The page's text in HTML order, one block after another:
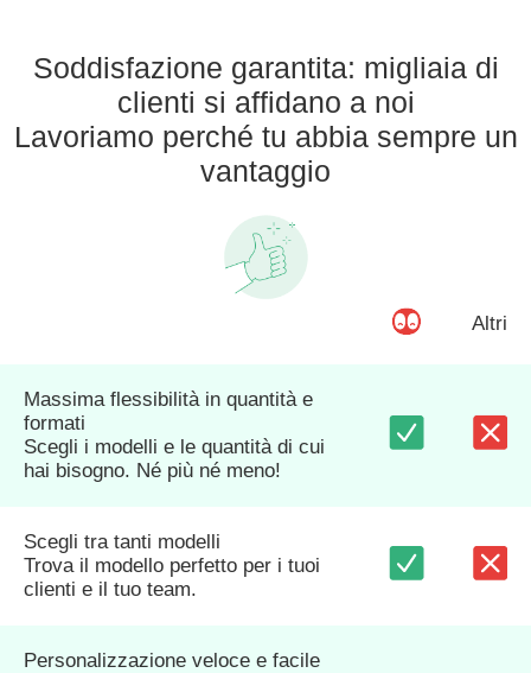
Soddisfazione garantita: migliaia di
clienti si affidano a noi
Lavoriamo perché tu abbia sempre un
vantaggio
Altri
Massima flessibilità in quantità e
formati
Scegli i modelli e le quantità di cui
hai bisogno. Né più né meno!
Scegli tra tanti modelli
Trova il modello perfetto per i tuoi
clienti e il tuo team.
Personalizzazione veloce e facile